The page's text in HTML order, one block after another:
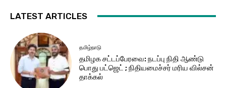
LATEST ARTICLES
தமிழ்நாடு
தமிழக சட்டப்பேரவை: நடப்பு நிதி ஆண்​டு
பொது பட்ஜெட் ; நிதியமைச்சர் மரிய வில்சன்
தாக்​கல்